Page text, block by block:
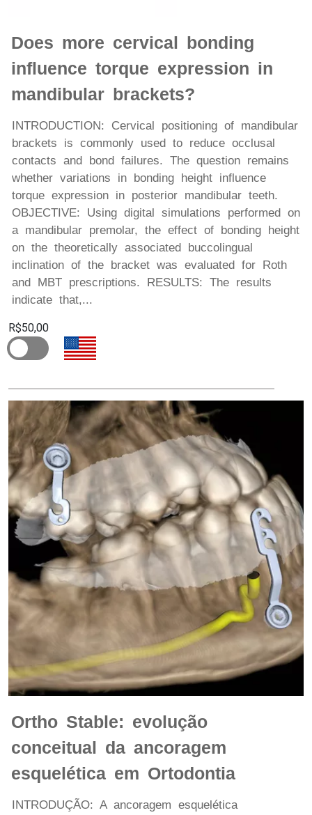
Does more cervical bonding
influence torque expression in
mandibular brackets?
INTRODUCTION: Cervical positioning of mandibular
brackets is commonly used to reduce occlusal
contacts and bond failures. The question remains
whether variations in bonding height influence
torque expression in posterior mandibular teeth.
OBJECTIVE: Using digital simulations performed on
a mandibular premolar, the effect of bonding height
on the theoretically associated buccolingual
inclination of the bracket was evaluated for Roth
and MBT prescriptions. RESULTS: The results
indicate that,...
R$50,00
Ortho Stable: evolução
conceitual da ancoragem
esquelética em Ortodontia
INTRODUÇÃO: A ancoragem esquelética